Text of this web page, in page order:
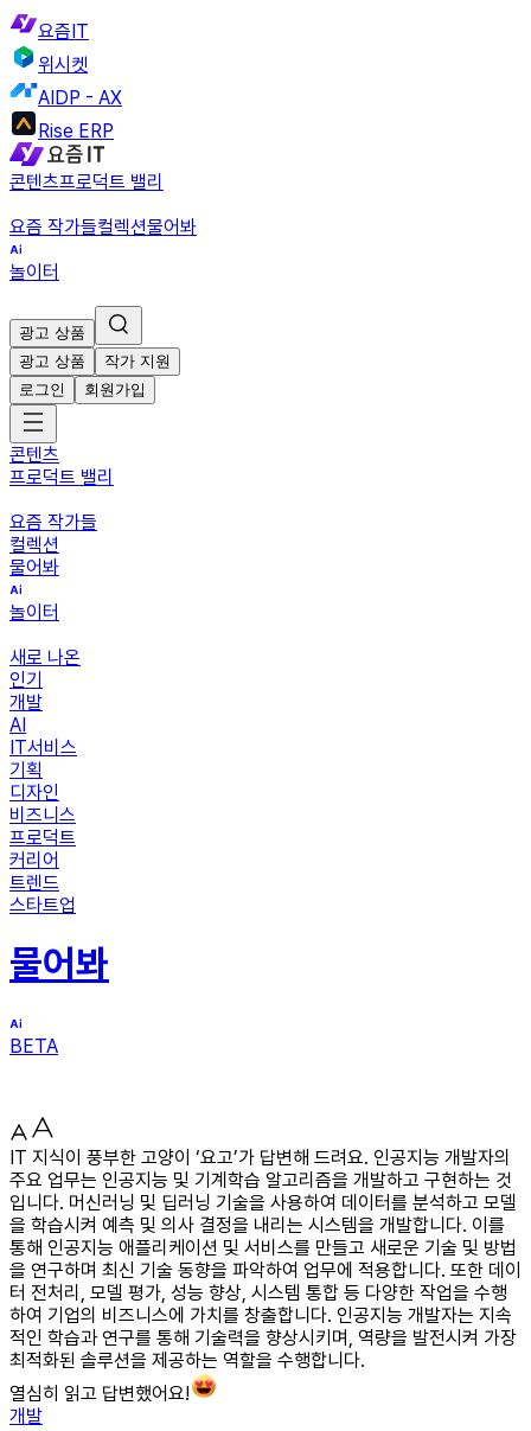
요즘IT
위시켓
AIDP - AX
Rise ERP
콘텐츠프로덕트 밸리
요즘 작가들컬렉션물어봐
놀이터
광고 상품
광고 상품
작가 지원
로그인
회원가입
콘텐츠
프로덕트 밸리
요즘 작가들
컬렉션
물어봐
놀이터
새로 나온
인기
개발
AI
IT서비스
기획
디자인
비즈니스
프로덕트
커리어
트렌드
스타트업
물어봐
BETA
IT 지식이 풍부한 고양이 ‘요고’가 답변해 드려요. 인공지능 개발자의
주요 업무는 인공지능 및 기계학습 알고리즘을 개발하고 구현하는 것
입니다. 머신러닝 및 딥러닝 기술을 사용하여 데이터를 분석하고 모델
을 학습시켜 예측 및 의사 결정을 내리는 시스템을 개발합니다. 이를
통해 인공지능 애플리케이션 및 서비스를 만들고 새로운 기술 및 방법
을 연구하며 최신 기술 동향을 파악하여 업무에 적용합니다. 또한 데이
터 전처리, 모델 평가, 성능 향상, 시스템 통합 등 다양한 작업을 수행
하여 기업의 비즈니스에 가치를 창출합니다. 인공지능 개발자는 지속
적인 학습과 연구를 통해 기술력을 향상시키며, 역량을 발전시켜 가장
최적화된 솔루션을 제공하는 역할을 수행합니다.
열심히 읽고 답변했어요!
개발